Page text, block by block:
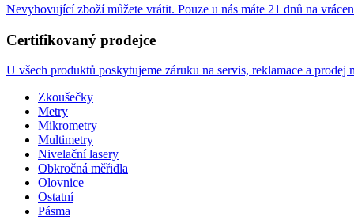
Nevyhovující zboží můžete vrátit. Pouze u nás máte 21 dnů na
Certifikovaný prodejce
U všech produktů poskytujeme záruku na servis, reklamace a prodej
Zkoušečky
Metry
Mikrometry
Multimetry
Nivelační lasery
Obkročná měřidla
Olovnice
Ostatní
Pásma